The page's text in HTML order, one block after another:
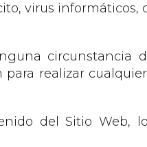
virus informáticos,
circunstancia
realizar
del Sitio Web,